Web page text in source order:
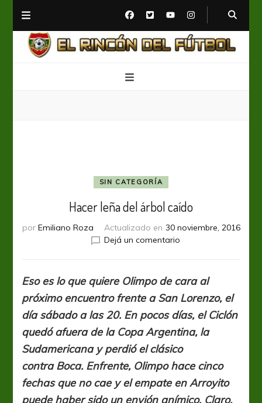
SIN CATEGORÍA
Hacer leña del árbol caído
por Emiliano Roza Actualizado en 30 noviembre, 2016
Dejá un comentarioen
árbol
caído
Eso es lo que quiere Olimpo de cara al
próximo encuentro frente a San Lorenzo, el
día sábado a las 20. En pocos días, el Ciclón
quedó afuera de la Copa Argentina, la
Sudamericana y perdió el clásico
contra Boca. Enfrente, Olimpo hace cinco
fechas que no cae y el empate en Arroyito
puede haber sido un envión anímico. Claro,